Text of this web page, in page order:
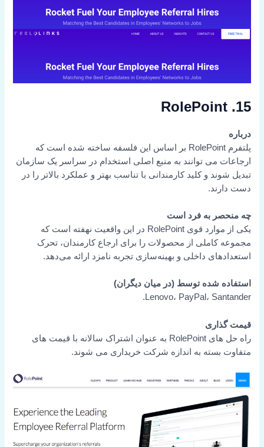
15. RolePoint
درباره
پلتفرم RolePoint بر اساس این فلسفه ساخته شده است که
ارجاعات می توانند به منبع اصلی استخدام در سراسر یک سازمان
تبدیل شوند و کلید کارمندانی با تناسب بهتر و عملکرد بالاتر را در
دست دارند.
چه منحصر به فرد است
یکی از موارد قوی RolePoint در این واقعیت نهفته است که
مجموعه کاملی از محصولات را برای ارجاع کارمندان، تحرک
استعدادهای داخلی و بهینه‌سازی تجربه نامزد ارائه می‌دهد.
استفاده شده توسط (در میان دیگران)
Lenovo، PayPal، Santander.
قیمت گذاری
راه حل های RolePoint به عنوان اشتراک سالانه با قیمت های
متفاوت بسته به اندازه شرکت خریداری می شوند.